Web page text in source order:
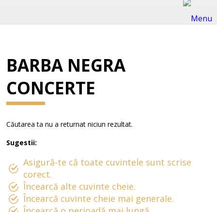
BARBA NEGRA
CONCERTE
Căutarea ta nu a returnat niciun rezultat.
Sugestii:
Asigură-te că toate cuvintele sunt scrise
corect.
Încearcă alte cuvinte cheie.
Încearcă cuvinte cheie mai generale.